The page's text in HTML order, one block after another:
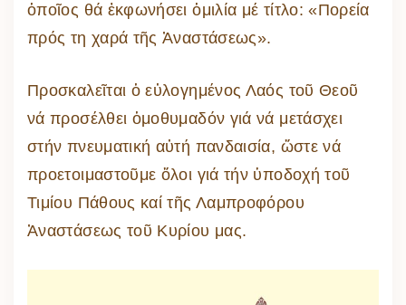
ὁποῖος θά ἐκφωνήσει ὁμιλία μέ τίτλο: «Πορεία
πρός τη χαρά τῆς Ἀναστάσεως».
Προσκαλεῖται ὁ εὐλογημένος Λαός τοῦ Θεοῦ
νά προσέλθει ὁμοθυμαδόν γιά νά μετάσχει
στήν πνευματική αὐτή πανδαισία, ὥστε νά
προετοιμαστοῦμε ὅλοι γιά τήν ὑποδοχή τοῦ
Τιμίου Πάθους καί τῆς Λαμπροφόρου
Ἀναστάσεως τοῦ Κυρίου μας.